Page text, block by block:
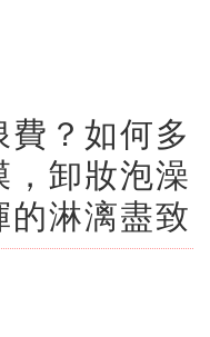
？如何多
，卸妝泡澡
的淋漓盡致